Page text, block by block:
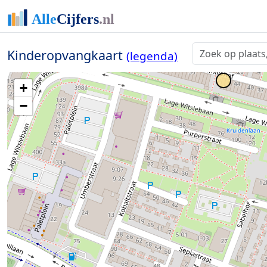
Kinderopvangkaart (legenda)
+
−